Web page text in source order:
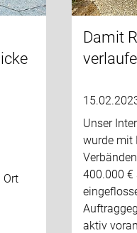
Ort
Damit
Unser
wurde mit
400.000 €
aktiv